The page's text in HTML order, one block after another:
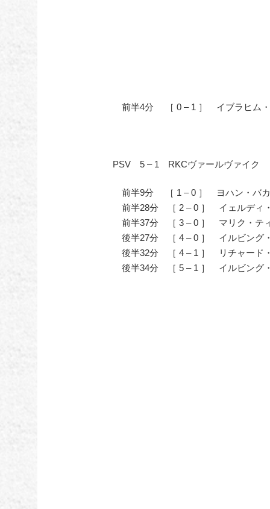
前半4分 ［ 0 – 1 ］ イブラヒム・
PSV 5 – 1 RKCヴァールヴァイク
前半9分 ［ 1 – 0 ］ ヨハン・バカ
前半28分 ［ 2 – 0 ］ イェルディ・
前半37分 ［ 3 – 0 ］ マリク・テ
後半27分 ［ 4 – 0 ］ イルビング・
後半32分 ［ 4 – 1 ］ リチャード・
後半34分 ［ 5 – 1 ］ イルビング・